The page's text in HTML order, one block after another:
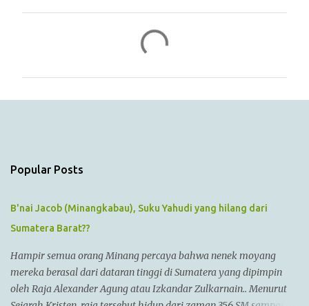
s
Popular Posts
B'nai Jacob (Minangkabau), Suku Yahudi yang hilang dari
Sumatera Barat??
Hampir semua orang Minang percaya bahwa nenek moyang
mereka berasal dari dataran tinggi di Sumatera yang dipimpin
oleh Raja Alexander Agung atau Izkandar Zulkarnain.. Menurut